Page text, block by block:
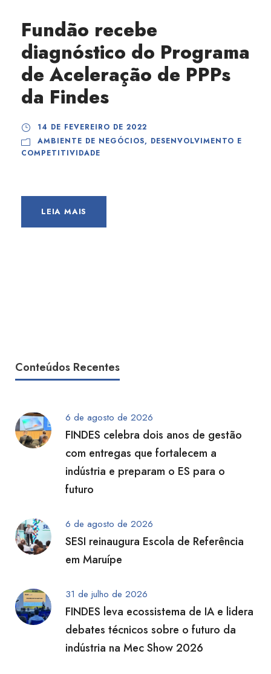
Fundão recebe
diagnóstico do Programa
de Aceleração de PPPs
da Findes
14 DE FEVEREIRO DE 2022
AMBIENTE DE NEGÓCIOS, DESENVOLVIMENTO E
COMPETITIVIDADE
LEIA MAIS
Conteúdos Recentes
6 de agosto de 2026
FINDES celebra dois anos de gestão
com entregas que fortalecem a
indústria e preparam o ES para o
futuro
6 de agosto de 2026
SESI reinaugura Escola de Referência
em Maruípe
31 de julho de 2026
FINDES leva ecossistema de IA e lidera
debates técnicos sobre o futuro da
indústria na Mec Show 2026